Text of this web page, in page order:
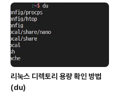
면 캡쳐 단축키(Win + Shift + S) 화면
게 켤 수 있는 단축키 역시 추가되었습니
+ Shift + S이며 입력하면 모니터 상단에
리눅스 디렉토리 용량 확인 방법
(du)